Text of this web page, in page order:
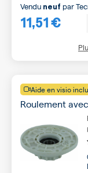
11,51 €
Vendu neuf par
Aide en visio
Roulement